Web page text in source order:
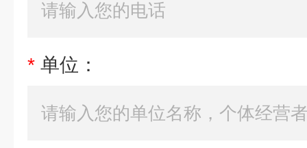
* 单位：